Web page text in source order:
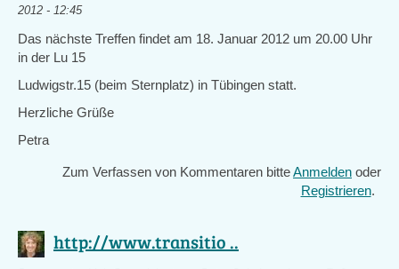
2012 - 12:45
Das nächste Treffen findet am 18. Januar 2012 um 20.00 Uhr
in der Lu 15
Ludwigstr.15 (beim Sternplatz) in Tübingen statt.
Herzliche Grüße
Petra
Zum Verfassen von Kommentaren bitteAnmelden oder
Registrieren.
http://www.transitio ..